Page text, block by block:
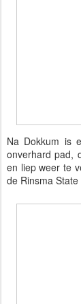
Na Dokkum is
onverhard pad,
en liep weer te
de Rinsma